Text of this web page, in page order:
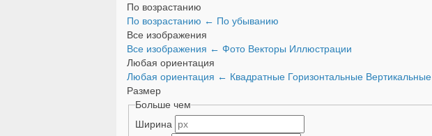
По возрастанию
По возрастанию ← По убыванию
Все изображения
Все изображения ← Фото Векторы Иллюстрации
Любая ориентация
Любая ориентация ← Квадратные Горизонтальные Вертикальные
Размер
Больше чем
Ширина